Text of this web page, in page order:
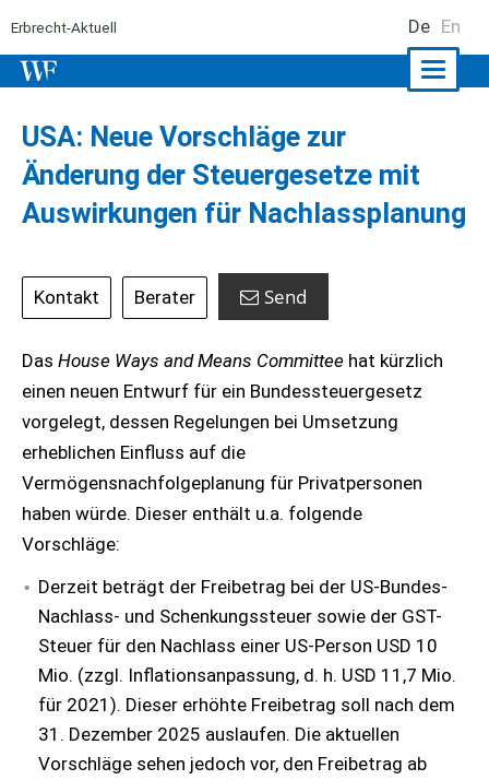
Erbrecht-Aktuell De En
USA: Neue Vorschläge zur
Änderung der Steuergesetze mit
Auswirkungen für Nachlassplanung
Kontakt Berater Send
Das House Ways and Means Committee hat kürzlich
einen neuen Entwurf für ein Bundessteuergesetz
vorgelegt, dessen Regelungen bei Umsetzung
erheblichen Einfluss auf die
Vermögensnachfolgeplanung für Privatpersonen
haben würde. Dieser enthält u.a. folgende
Vorschläge:
Derzeit beträgt der Freibetrag bei der US-Bundes-
Nachlass- und Schenkungssteuer sowie der GST-
Steuer für den Nachlass einer US-Person USD 10
Mio. (zzgl. Inflationsanpassung, d. h. USD 11,7 Mio.
für 2021). Dieser erhöhte Freibetrag soll nach dem
31. Dezember 2025 auslaufen. Die aktuellen
Vorschläge sehen jedoch vor, den Freibetrag ab